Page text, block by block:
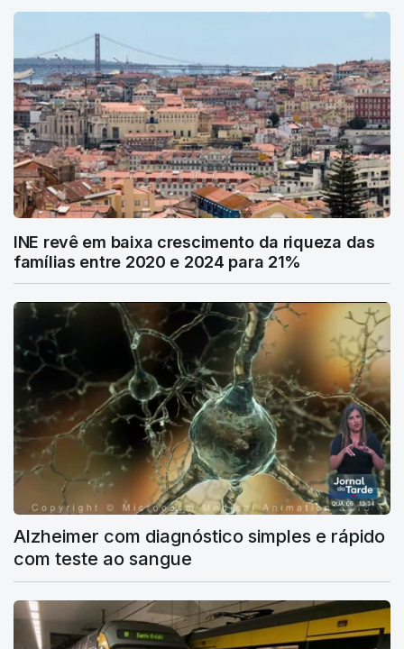
INE revê em baixa crescimento da riqueza das
famílias entre 2020 e 2024 para 21%
Alzheimer com diagnóstico simples e rápido
com teste ao sangue